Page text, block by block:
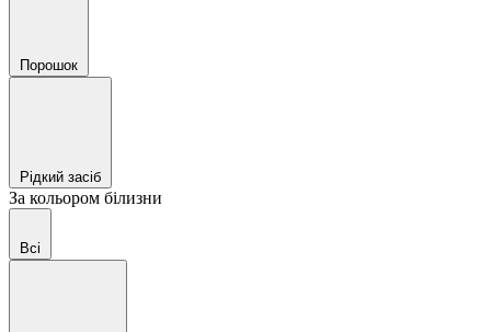
Порошок
Рідкий засіб
За кольором білизни
Всі